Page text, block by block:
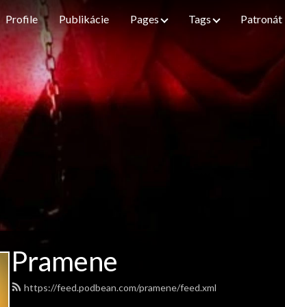
Profile Publikácie Pages Tags Patronát
Pramene
https://feed.podbean.com/pramene/feed.xml